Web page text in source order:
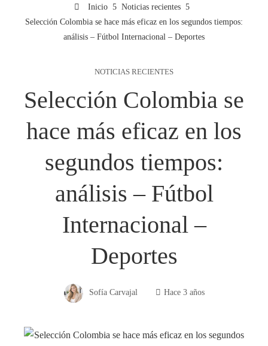
Inicio
Noticias recientes
Selección Colombia se hace más eficaz en los segundos tiempos:
análisis – Fútbol Internacional – Deportes
NOTICIAS RECIENTES
Selección Colombia se
hace más eficaz en los
segundos tiempos:
análisis – Fútbol
Internacional –
Deportes
Sofía Carvajal Hace 3 años